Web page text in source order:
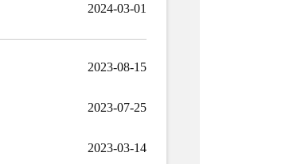
2024-03-01
2023-08-15
2023-07-25
2023-03-14